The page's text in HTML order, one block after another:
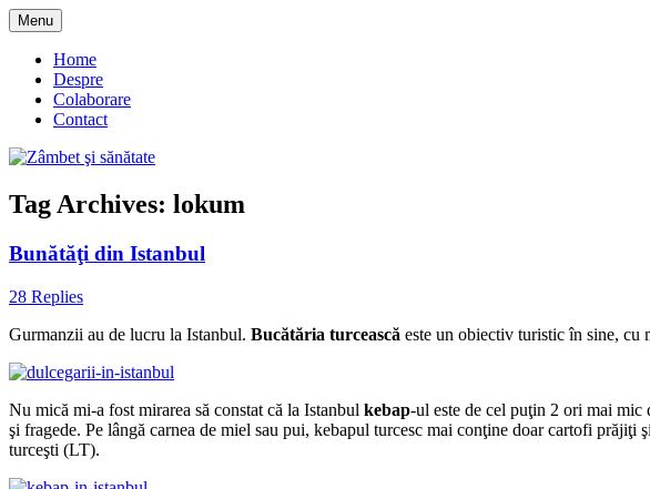
Skip
to
content
Zâmbet şi sănătate
Menu
Home
Despre
Colaborare
Contact
Tag Archives: lokum
Bunătăţi din Istanbul
28 Replies
Gurmanzii au de lucru la Istanbul. Bucătăria turcească este un obiectiv turistic în sine, cu
Nu mică mi-a fost mirarea să constat că la Istanbul kebap-ul este de cel puţin 2 ori mai
şi fragede. Pe lângă carnea de miel sau pui, kebapul turcesc mai conţine doar cartofi
turceşti (LT).